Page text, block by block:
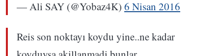
— Ali SAY (@Yobaz4K) 6 Nisan 2016
Reis son noktayı koydu yine..ne kadar